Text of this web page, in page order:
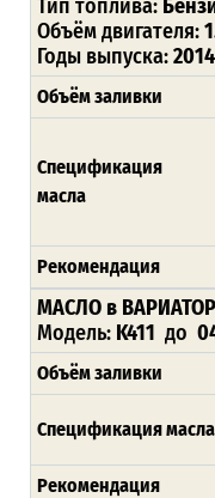
Тип топлива:
Объём двигателя:
Годы выпуска:
Объём заливки
Спецификация
масла
Рекомендация
МАСЛО в ВАРИАТОР
Модель: K411 до
Объём заливки
Спецификация масла
Рекомендация